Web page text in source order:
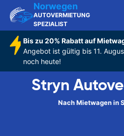
Norwegen
AUTOVERMIETUNG
SPEZIALIST
Bis zu 20% Rabatt auf
Angebot ist gültig bis 11.
noch heute!
Stryn
Nach Mietwagen in